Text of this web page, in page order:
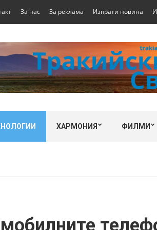
За нас За реклама Изпрати новина
ХАРМОНИЯ ФИЛМИ